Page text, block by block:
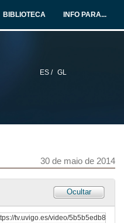
BIBLIOTECA INFO PARA...
ES / GL
30 de maio de 2014
Ocultar
Galegas de cá e de lá - Carvalho Calero
30 de maio de 2014
Galegas de cá e de lá - Ondajki